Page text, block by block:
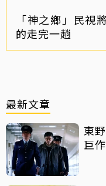
「神之鄉」民視
的走完一趟
最新文章
東
巨